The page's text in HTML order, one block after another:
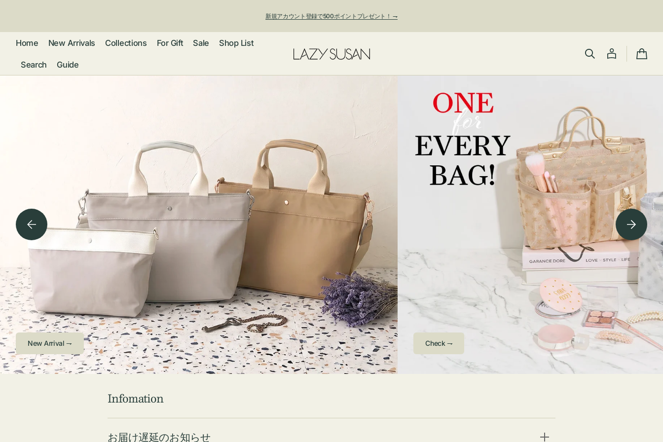
新規アカウント登録で500ポイントプレゼント！ ⇁
Home New Arrivals Collections
ブレスレット・
バングル
ブローチ
ショルダーバッ
スマートフォン
ポシェット
ハンドバッグ
ボストンバッグ
エコバッグ・サ
ブバッグ
ファッション
バッグチャー
ム・キーホルダ
ー
ウエア
扇子・ファン
ストール・ハッ
ト・グローブ
メガネ・サング
ラス・ルーペ
傘
ハンカチ・ソッ
クス
ウォレット・革
ポーチ ・ メガ
ネケース・マル
チケース他
コスメ
ジュエリーボッ
クス ・ケース
インテリア
For Gift Sale Shop List
Search Guide
カ
Check ⇁ Arriving Soon⇁
Infomation
お届け遅延のお知らせ